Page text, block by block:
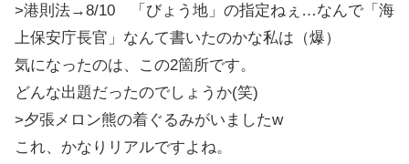
>港則法→8/10 「びょう地」の指定ねぇ…なんで「海
上保安庁長官」なんて書いたのかな私は（爆）
気になったのは、この2箇所です。
どんな出題だったのでしょうか(笑)
>夕張メロン熊の着ぐるみがいましたw
これ、かなりリアルですよね。